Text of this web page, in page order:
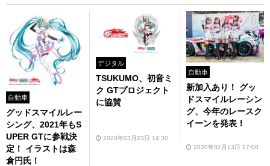
022』」が配信！
自動車
グッドスマイルレー
シング、2021年もS
UPER GTに参戦決
定！ イラストは森
倉円氏！
デジタル
TSUKUMO、初音ミ
ク GTプロジェクト
に協賛
2020年03月23日 14:30
自動車
新加入あり！ グッ
ドスマイルレーシン
グ、今年のレースク
イーンを発表！
2020年02月13日 17:00